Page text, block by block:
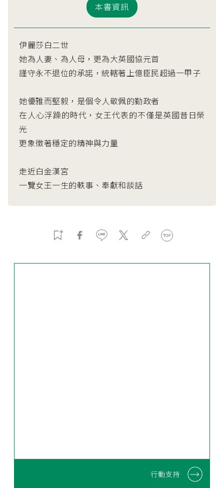
本書資訊
伊麗莎白二世
她為人妻、為人母，更為大英國協元首
謹守永不退位的承諾，統轄著上億臣民超過一甲子
她優雅而堅毅，是個令人敬佩的勤政者
在人心浮躁的時代，女王代表的不僅是英國昔日榮
光
更象徵著穩定的精神與力量
走近白金漢宮
一覽女王一生的軼事、奉獻和談話
行動支持